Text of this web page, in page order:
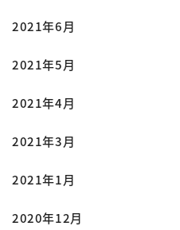
2021年6月
2021年5月
2021年4月
2021年3月
2021年1月
2020年12月